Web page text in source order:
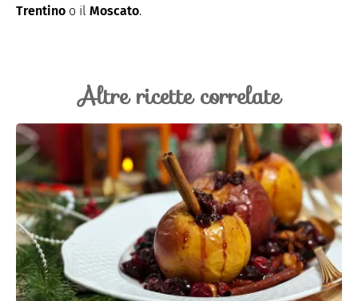
Trentino o il Moscato.
Altre ricette correlate